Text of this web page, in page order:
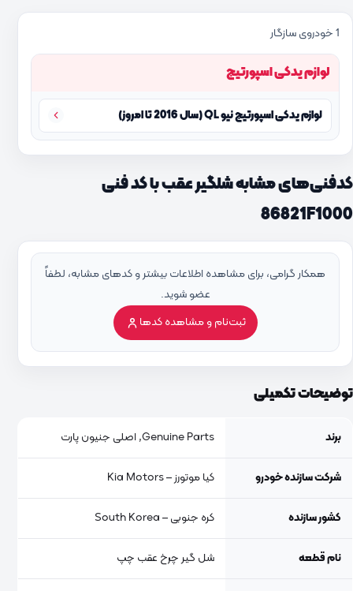
1 خودروی سازگار
لوازم یدکی اسپورتیج
لوازم یدکی اسپورتیج نیو QL (سال 2016 تا امروز)
کدفنی‌های مشابه شلگیر عقب با کد فنی
86821F1000
همکار گرامی، برای مشاهده اطلاعات بیشتر و کدهای مشابه، لطفاً
عضو شوید.
ثبت‌نام و مشاهده کدها
توضیحات تکمیلی
برند Genuine Parts, اصلی جنیون پارت
شرکت سازنده خودرو کیا موتورز – Kia Motors
کشور سازنده کره جنوبی – South Korea
نام قطعه شل گیر چرخ عقب چپ